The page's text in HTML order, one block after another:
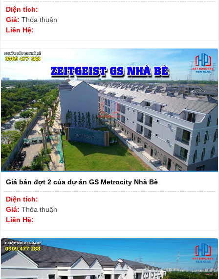
Diện tích:
Giá: Thỏa thuận
Liên Hệ:
Giá bán đợt 2 của dự án GS Metrocity Nhà Bè
Diện tích:
Giá: Thỏa thuận
Liên Hệ: